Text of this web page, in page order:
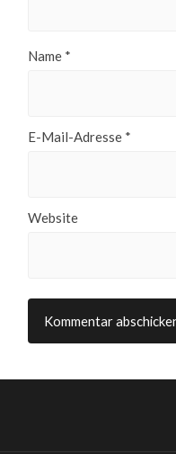
Name *
E-Mail-Adresse *
Website